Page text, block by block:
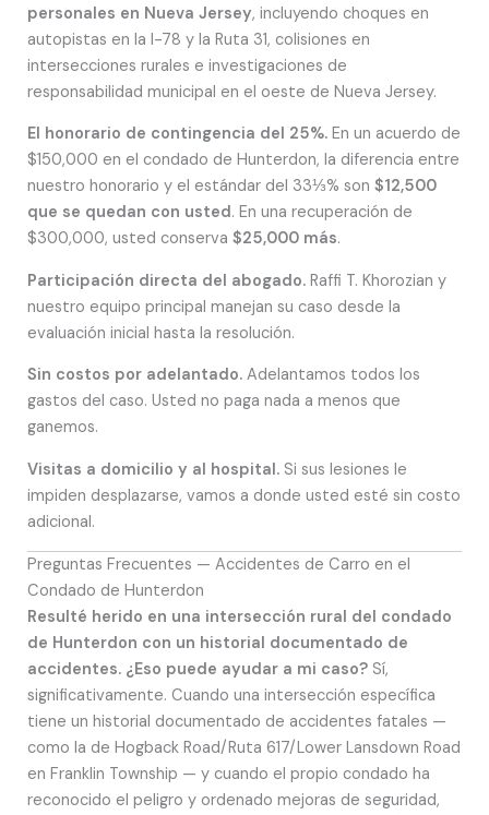
personales en Nueva Jersey, incluyendo choques en
autopistas en la I-78 y la Ruta 31, colisiones en
intersecciones rurales e investigaciones de
responsabilidad municipal en el oeste de Nueva Jersey.
El honorario de contingencia del 25%. En un acuerdo de
$150,000 en el condado de Hunterdon, la diferencia entre
nuestro honorario y el estándar del 33⅓% son $12,500
que se quedan con usted. En una recuperación de
$300,000, usted conserva $25,000 más.
Participación directa del abogado. Raffi T. Khorozian y
nuestro equipo principal manejan su caso desde la
evaluación inicial hasta la resolución.
Sin costos por adelantado. Adelantamos todos los
gastos del caso. Usted no paga nada a menos que
ganemos.
Visitas a domicilio y al hospital. Si sus lesiones le
impiden desplazarse, vamos a donde usted esté sin costo
adicional.
Preguntas Frecuentes — Accidentes de Carro en el
Condado de Hunterdon
Resulté herido en una intersección rural del condado
de Hunterdon con un historial documentado de
accidentes. ¿Eso puede ayudar a mi caso? Sí,
significativamente. Cuando una intersección específica
tiene un historial documentado de accidentes fatales —
como la de Hogback Road/Ruta 617/Lower Lansdown Road
en Franklin Township — y cuando el propio condado ha
reconocido el peligro y ordenado mejoras de seguridad,